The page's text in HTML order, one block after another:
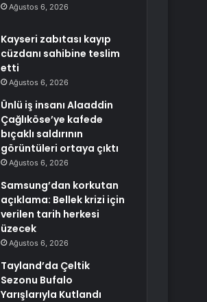
Ağustos 6, 2026
Kayseri zabıtası kayıp
cüzdanı sahibine teslim
etti
Ağustos 6, 2026
Ünlü iş insanı Alaaddin
Çağlıköse’ye kafede
bıçaklı saldırının
görüntüleri ortaya çıktı
Ağustos 6, 2026
Samsung’dan korkutan
açıklama: Bellek krizi için
verilen tarih herkesi
üzecek
Ağustos 6, 2026
Tayland’da Çeltik
Sezonu Bufalo
Yarışlarıyla Kutlandı